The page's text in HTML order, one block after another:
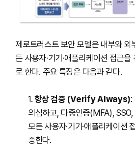
제로트러스트 보안 모델은 내부와 외
든 사용자·기기·애플리케이션 접근
로 한다. 주요 특징은 다음과 같다.
항상 검증 (Verify Always):
의심하고, 다중인증(MFA), SSO,
모든 사용자·기기·애플리케이션
증한다.